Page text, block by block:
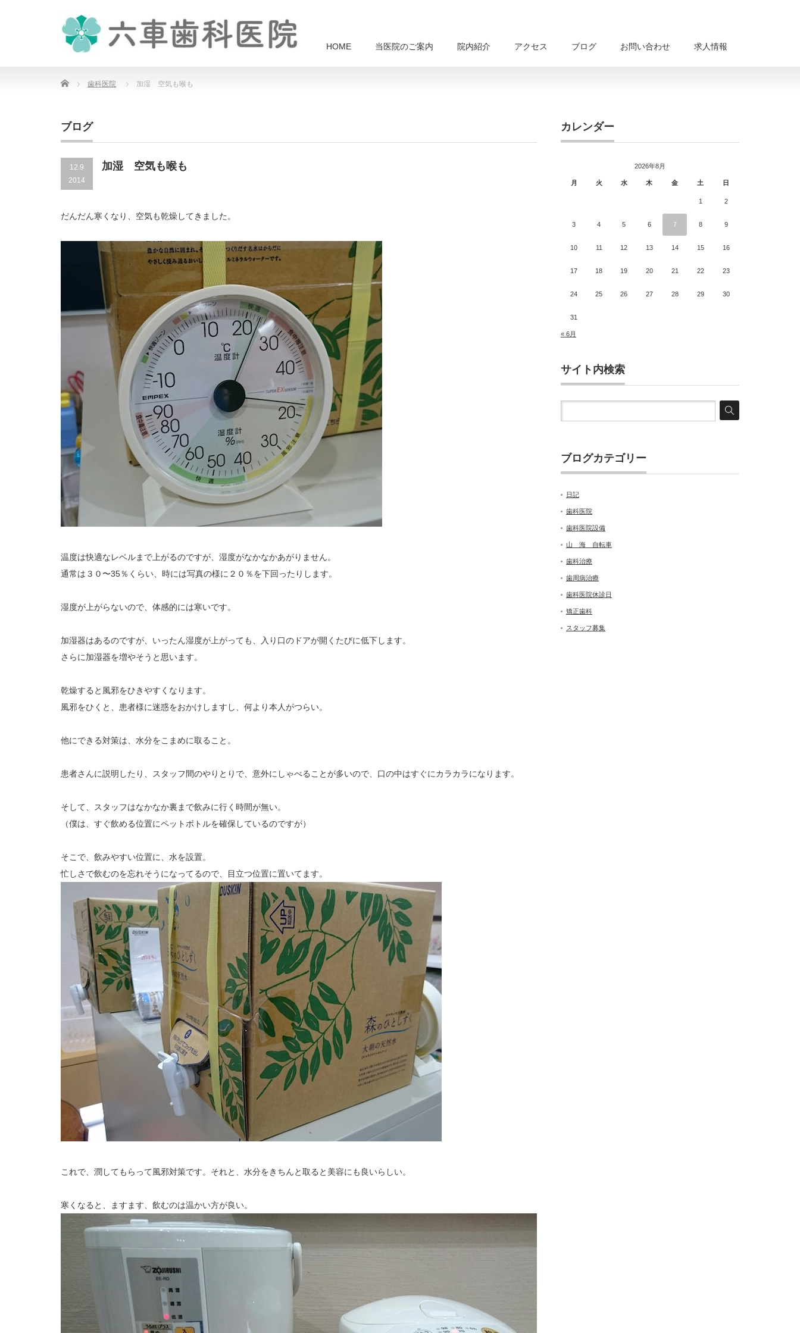
HOME 当医院のご案内 院内紹介 アクセス ブログ お問い合わせ 求人情報
Home 歯科医院 加湿 空気も喉も
ブログ
12.9
2014
加湿 空気も喉も
だんだん寒くなり、空気も乾燥してきました。
温度は快適なレベルまで上がるのですが、湿度がなかなかあがりません。
通常は３０〜35％くらい、時には写真の様に２０％を下回ったりします。
湿度が上がらないので、体感的には寒いです。
加湿器はあるのですが、いったん湿度が上がっても、入り口のドアが開くたびに低下します。
さらに加湿器を増やそうと思います。
乾燥すると風邪をひきやすくなります。
風邪をひくと、患者様に迷惑をおかけしますし、何より本人がつらい。
他にできる対策は、水分をこまめに取ること。
患者さんに説明したり、スタッフ間のやりとりで、意外にしゃべることが多いので、口の中はすぐにカラカラになります。
そして、スタッフはなかなか裏まで飲みに行く時間が無い。
（僕は、すぐ飲める位置にペットボトルを確保しているのですが）
そこで、飲みやすい位置に、水を設置。
忙しさで飲むのを忘れそうになってるので、目立つ位置に置いてます。
これで、潤してもらって風邪対策です。それと、水分をきちんと取ると美容にも良いらしい。
寒くなると、ますます、飲むのは温かい方が良い。
カレンダー
2026年8月
月 火 水 木 金 土 日
1 2
3 4 5 6 7 8 9
10 11 12 13 14 15 16
17 18 19 20 21 22 23
24 25 26 27 28 29 30
31
« 6月
サイト内検索
ブログカテゴリー
日記
歯科医院
歯科医院設備
山 海 自転車
歯科治療
歯周病治療
歯科医院休診日
矯正歯科
スタッフ募集